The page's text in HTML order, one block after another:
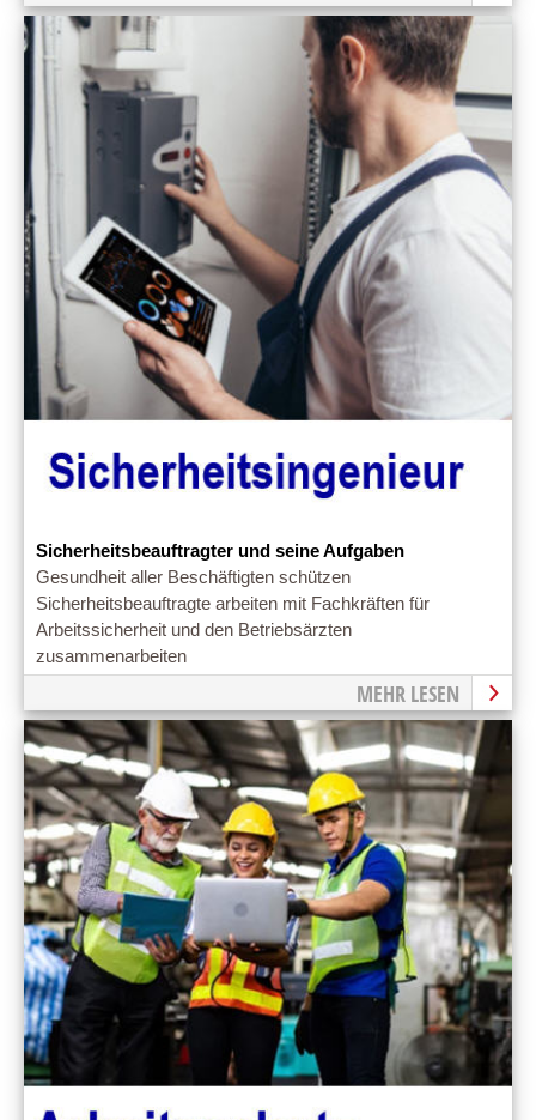
Sicherheitsbeauftragter und seine Aufgaben
Gesundheit aller Beschäftigten schützen
Sicherheitsbeauftragte arbeiten mit Fachkräften für
Arbeitssicherheit und den Betriebsärzten
zusammenarbeiten
MEHR LESEN